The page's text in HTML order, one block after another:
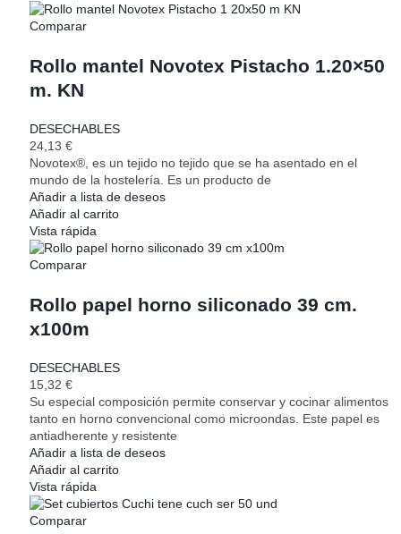
Comparar
Rollo mantel Novotex Pistacho 1.20×50
m. KN
DESECHABLES
24,13 €
Novotex®, es un tejido no tejido que se ha asentado en el
mundo de la hostelería. Es un producto de
Añadir a lista de deseos
Añadir al carrito
Vista rápida
Comparar
Rollo papel horno siliconado 39 cm.
x100m
DESECHABLES
15,32 €
Su especial composición permite conservar y cocinar alimentos
tanto en horno convencional como microondas. Este papel es
antiadherente y resistente
Añadir a lista de deseos
Añadir al carrito
Vista rápida
Comparar